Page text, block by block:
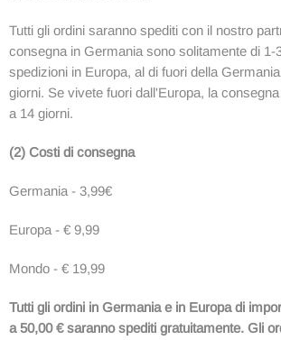
Tutti gli ordini saranno spediti con il nostro
consegna in Germania sono solitamente di 1-
spedizioni in Europa, al di fuori della
giorni. Se vivete fuori dall'Europa, la
a 14 giorni.
(2) Costi di consegna
Germania - 3,99€
Europa - € 9,99
Mondo - € 19,99
Tutti gli ordini in Germania e in Europa di
a 50,00 € saranno spediti gratuitamente. Gli